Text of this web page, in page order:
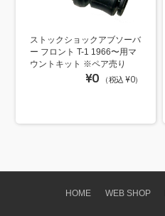
ストックショックアブソーバ
ー フロント T-1 1966〜用マ
ウントキット ※ペア売り
¥0 （税込 ¥0）
HOME WEB SHOP